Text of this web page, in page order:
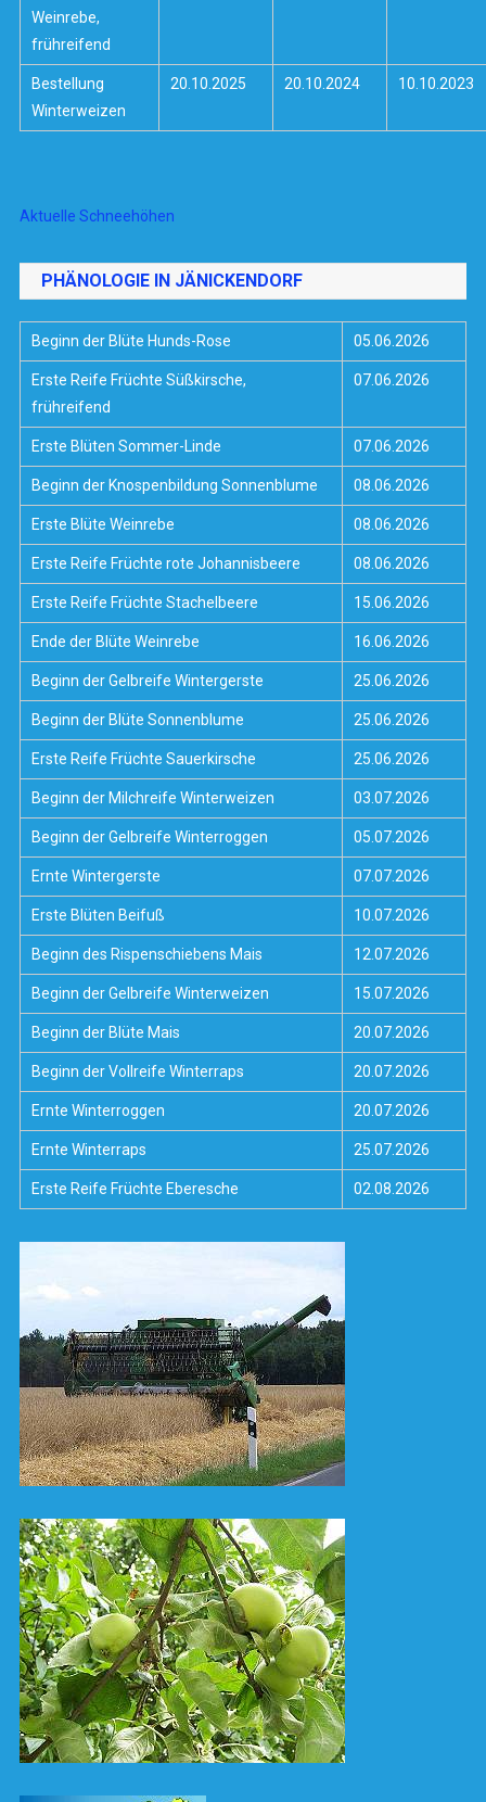
Weinrebe,
frühreifend
Bestellung
Winterweizen
20.10.2025 20.10.2024 10.10.2023
Aktuelle Schneehöhen
PHÄNOLOGIE IN JÄNICKENDORF
Beginn der Blüte Hunds-Rose 05.06.2026
Erste Reife Früchte Süßkirsche,
frühreifend
07.06.2026
Erste Blüten Sommer-Linde 07.06.2026
Beginn der Knospenbildung Sonnenblume 08.06.2026
Erste Blüte Weinrebe 08.06.2026
Erste Reife Früchte rote Johannisbeere 08.06.2026
Erste Reife Früchte Stachelbeere 15.06.2026
Ende der Blüte Weinrebe 16.06.2026
Beginn der Gelbreife Wintergerste 25.06.2026
Beginn der Blüte Sonnenblume 25.06.2026
Erste Reife Früchte Sauerkirsche 25.06.2026
Beginn der Milchreife Winterweizen 03.07.2026
Beginn der Gelbreife Winterroggen 05.07.2026
Ernte Wintergerste 07.07.2026
Erste Blüten Beifuß 10.07.2026
Beginn des Rispenschiebens Mais 12.07.2026
Beginn der Gelbreife Winterweizen 15.07.2026
Beginn der Blüte Mais 20.07.2026
Beginn der Vollreife Winterraps 20.07.2026
Ernte Winterroggen 20.07.2026
Ernte Winterraps 25.07.2026
Erste Reife Früchte Eberesche 02.08.2026